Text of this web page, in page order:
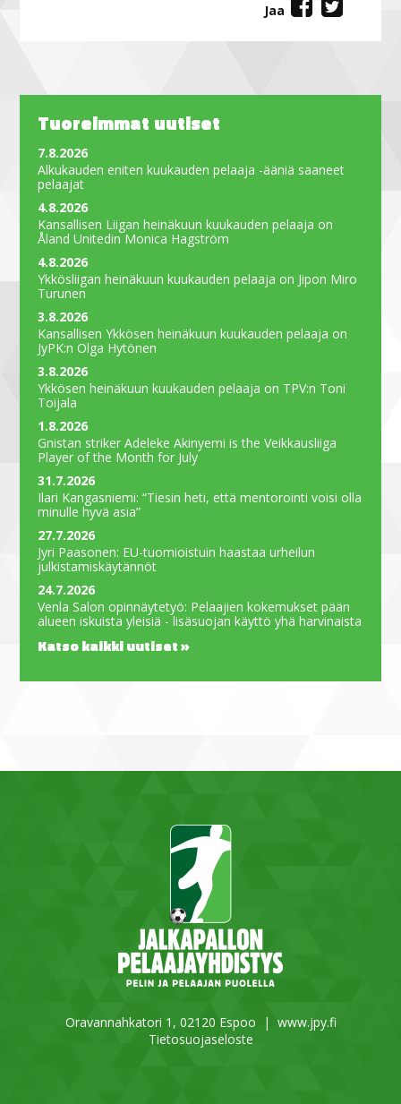
Jaa
Tuoreimmat uutiset
7.8.2026
Alkukauden eniten kuukauden pelaaja -ääniä saaneet
pelaajat
4.8.2026
Kansallisen Liigan heinäkuun kuukauden pelaaja on
Åland Unitedin Monica Hagström
4.8.2026
Ykkösliigan heinäkuun kuukauden pelaaja on Jipon Miro
Turunen
3.8.2026
Kansallisen Ykkösen heinäkuun kuukauden pelaaja on
JyPK:n Olga Hytönen
3.8.2026
Ykkösen heinäkuun kuukauden pelaaja on TPV:n Toni
Toijala
1.8.2026
Gnistan striker Adeleke Akinyemi is the Veikkausliiga
Player of the Month for July
31.7.2026
Ilari Kangasniemi: “Tiesin heti, että mentorointi voisi olla
minulle hyvä asia”
27.7.2026
Jyri Paasonen: EU-tuomioistuin haastaa urheilun
julkistamiskäytännöt
24.7.2026
Venla Salon opinnäytetyö: Pelaajien kokemukset pään
alueen iskuista yleisiä - lisäsuojan käyttö yhä harvinaista
Katso kaikki uutiset »
Oravannahkatori 1, 02120 Espoo | www.jpy.fi
Tietosuojaseloste